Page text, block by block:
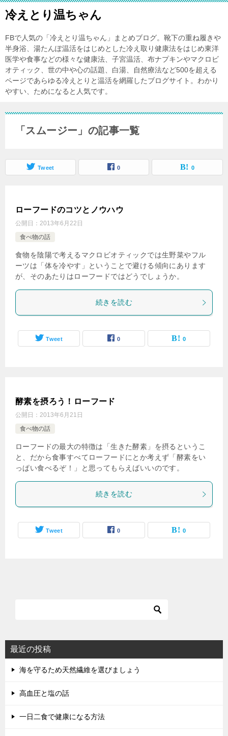
冷えとり温ちゃん
FBで人気の「冷えとり温ちゃん」まとめブログ。靴下の重ね履きや
半身浴、湯たんぽ温活をはじめとした冷え取り健康法をはじめ東洋
医学や食事などの様々な健康法、子宮温活、布ナプキンやマクロビ
オティック、世の中や心の話題、白湯、自然療法など500を超える
ページであらゆる冷えとりと温活を網羅したブログサイト。わかり
やすい、ためになると人気です。
「スムージー」の記事一覧
Tweet 0 0
ローフードのコツとノウハウ
公開日： 2013年6月22日
食べ物の話
食物を陰陽で考えるマクロビオティックでは生野菜やフル
ーツは「体を冷やす」ということで避ける傾向にあります
が、そのあたりはローフードではどうでしょうか。
続きを読む
Tweet 0 0
酵素を摂ろう！ローフード
公開日： 2013年6月21日
食べ物の話
ローフードの最大の特徴は「生きた酵素」を摂るというこ
と、だから食事すべてローフードにとか考えず「酵素をい
っぱい食べるぞ！」と思ってもらえばいいのです。
続きを読む
Tweet 0 0
最近の投稿
海を守るため天然繊維を選びましょう
高血圧と塩の話
一日二食で健康になる方法